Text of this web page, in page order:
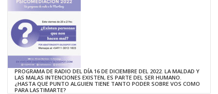
PROGRAMA DE RADIO DEL DÍA 16 DE DICIEMBRE DEL 2022. LA MALDAD Y
LAS MALAS INTENCIONES EXISTEN, ES PARTE DEL SER HUMANO.
¿HASTA QUE PUNTO ALGUIEN TIENE TANTO PODER SOBRE VOS COMO
PARA LASTIMARTE?